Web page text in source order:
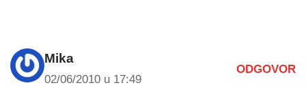
Mika
02/06/2010 u 17:49
ODGOVOR